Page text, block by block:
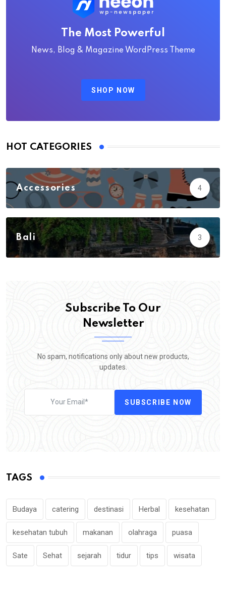
The Most Powerful
News, Blog & Magazine WordPress Theme
SHOP NOW
HOT CATEGORIES
Accessories 4
Action
Bali 3
Biology
Subscribe To Our
Newsletter
No spam, notifications only about new products,
updates.
SUBSCRIBE NOW
TAGS
Budaya catering destinasi Herbal kesehatan
kesehatan tubuh makanan olahraga puasa
Sate Sehat sejarah tidur tips wisata